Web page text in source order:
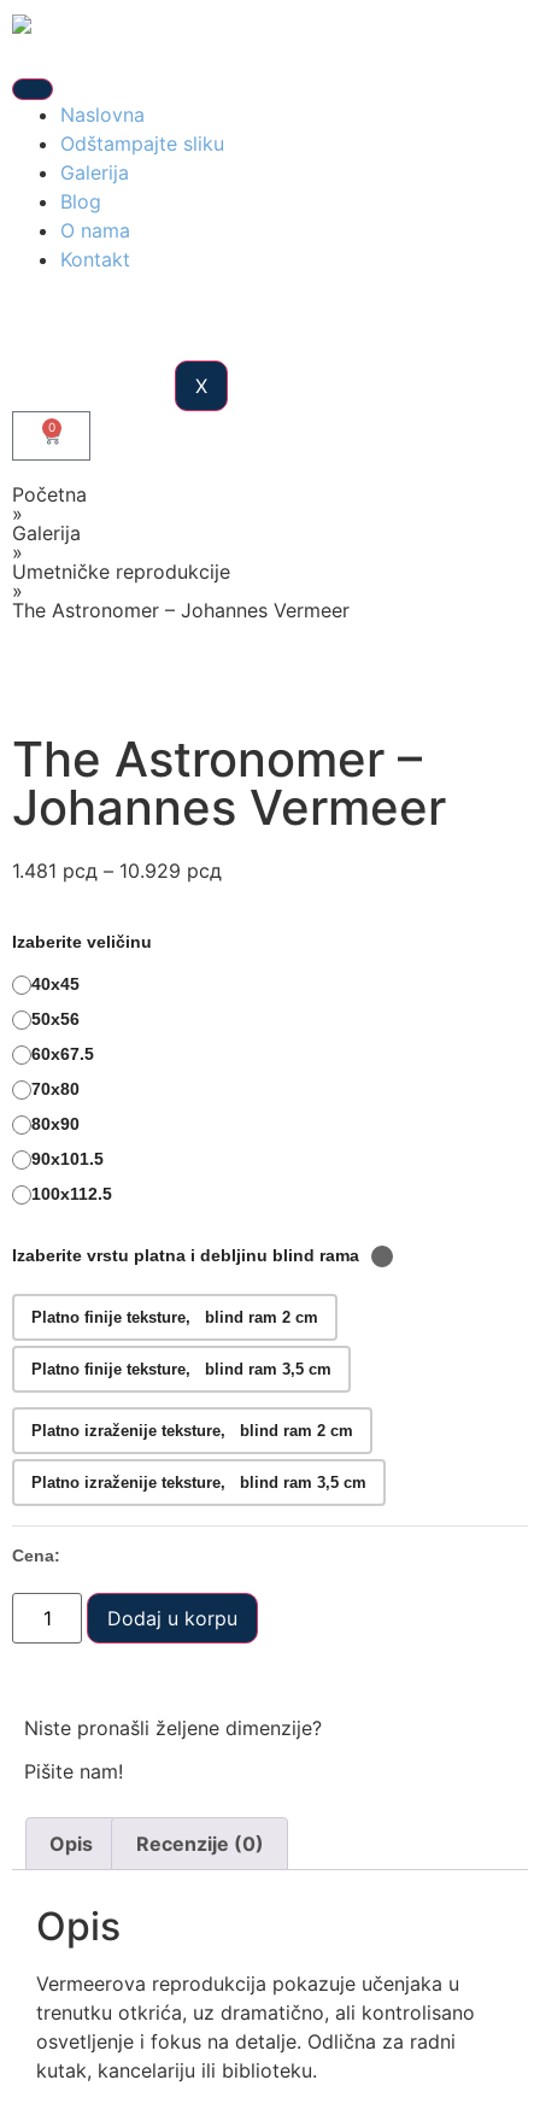
Naslovna
Odštampajte sliku
Galerija
Blog
O nama
Kontakt
X
0
Početna
»
Galerija
»
Umetničke reprodukcije
»
The Astronomer – Johannes Vermeer
The Astronomer –
Johannes Vermeer
1.481 рсд – 10.929 рсд
Izaberite veličinu
40x45
50x56
60x67.5
70x80
80x90
90x101.5
100x112.5
Izaberite vrstu platna i debljinu blind rama
Platno finije teksture, blind ram 2 cm
Platno finije teksture, blind ram 3,5 cm
Platno izraženije teksture, blind ram 2 cm
Platno izraženije teksture, blind ram 3,5 cm
Cena:
Dodaj u korpu
Niste pronašli željene dimenzije?
Pišite nam!
Opis Recenzije (0)
Opis
Vermeerova reprodukcija pokazuje učenjaka u
trenutku otkrića, uz dramatično, ali kontrolisano
osvetljenje i fokus na detalje. Odlična za radni
kutak, kancelariju ili biblioteku.